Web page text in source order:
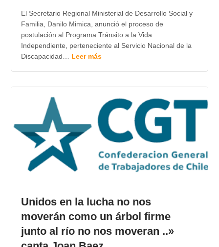
El Secretario Regional Ministerial de Desarrollo Social y
Familia, Danilo Mimica, anunció el proceso de
postulación al Programa Tránsito a la Vida
Independiente, perteneciente al Servicio Nacional de la
Discapacidad… Leer más
Unidos en la lucha no nos
moverán como un árbol firme
junto al río no nos moveran ..»